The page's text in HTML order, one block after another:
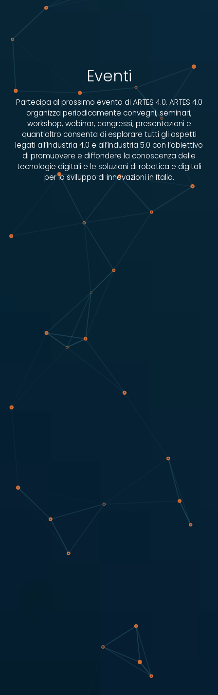
Eventi
Partecipa al prossimo evento di ARTES 4.0. ARTES 4.0
organizza periodicamente convegni, seminari,
workshop, webinar, congressi, presentazioni e
quant’altro consenta di esplorare tutti gli aspetti
legati all’Industria 4.0 e all’Industria 5.0 con l’obiettivo
di promuovere e diffondere la conoscenza delle
tecnologie digitali e le soluzioni di robotica e digitali
per lo sviluppo di innovazioni in Italia.